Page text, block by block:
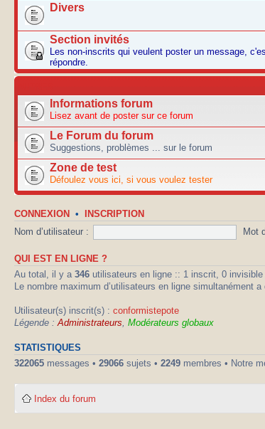
Divers
Section invités
Les non-inscrits qui veulent poster un message,
répondre.
Informations forum
Lisez avant de poster sur ce forum
Le Forum du forum
Suggestions, problèmes ... sur le forum
Zone de test
Défoulez vous ici, si vous voulez tester
CONNEXION • INSCRIPTION
Nom d’utilisateur : Mot
QUI EST EN LIGNE ?
Au total, il y a 346 utilisateurs en ligne :: 1 inscrit, 0
Le nombre maximum d’utilisateurs en ligne simultanément a
Utilisateur(s) inscrit(s) : conformistepote
Légende : Administrateurs Modérateurs globaux
STATISTIQUES
322065 messages • 29066 sujets • 2249 membres • Notre
Index du forum